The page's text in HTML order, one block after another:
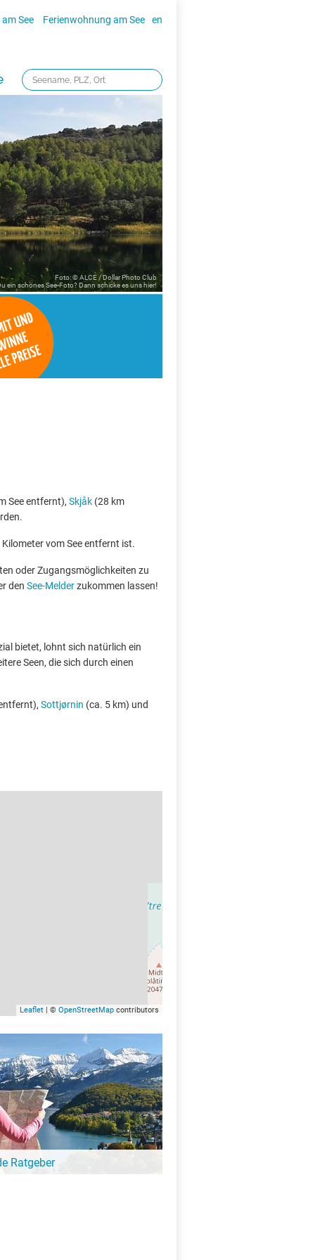
See Ferienwohnung am See en
Foto: © ALCE / Dollar Photo Club
ein schönes See-Foto? Dann schicke es uns hier!
See entfernt), Skjåk (28 km
Kilometer vom See entfernt ist.
oder Zugangsmöglichkeiten zu
den See-Melderzukommen lassen!
bietet, lohnt sich natürlich ein
Seen, die sich durch einen
Sottjørnin (ca. 5 km) und
Leaflet | © OpenStreetMap contributors
Ratgeber